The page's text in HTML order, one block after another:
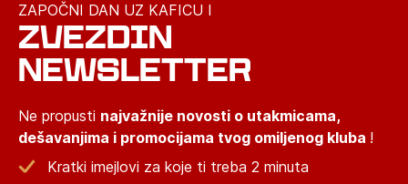
ZAPOČNI DAN UZ KAFICU I
ZVEZDIN
NEWSLETTER
Ne propusti najvažnije novosti o utakmicama,
dešavanjima i promocijama tvog omiljenog kluba !
Kratki imejlovi za koje ti treba 2 minuta